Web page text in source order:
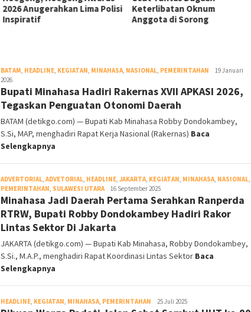
Keterlibatan Oknum
Anggota di Sorong
Desak Jerat Pejabat dan
Kontraktor Nakal!
BATAM, HEADLINE, KEGIATAN, MINAHASA, NASIONAL, PEMERINTAHAN Redaksi
19 Januari
2026
Bupati Minahasa Hadiri Rakernas XVII APKASI 2026,
Tegaskan Penguatan Otonomi Daerah
BATAM (detikgo.com) — Bupati Kab Minahasa Robby Dondokambey,
S.Si, MAP, menghadiri Rapat Kerja Nasional (Rakernas) Baca
Selengkapnya
ADVERTORIAL, ADVETORIAL, HEADLINE, JAKARTA, KEGIATAN, MINAHASA, NASIONAL,
PEMERINTAHAN, SULAWESI UTARARedaksi
DetikGo
16 September 2025
Minahasa Jadi Daerah Pertama Serahkan Ranperda
RTRW, Bupati Robby Dondokambey Hadiri Rakor
Lintas Sektor Di Jakarta
JAKARTA (detikgo.com) — Bupati Kab Minahasa, Robby Dondokambey,
S.Si., M.A.P., menghadiri Rapat Koordinasi Lintas Sektor Baca
Selengkapnya
HEADLINE, KEGIATAN, MINAHASA, PEMERINTAHAN Redaksi
25 Juli 2025